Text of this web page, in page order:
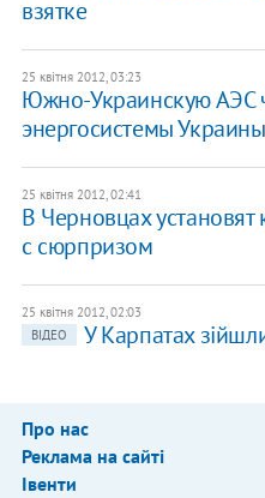
взятке
25 квітня 2012, 03:23
Южно-Украинскую АЭС
энергосистемы Украины
25 квітня 2012, 02:41
В Черновцах
c сюрпризом
25 квітня 2012, 02:03
ВІДЕО
У Карпатах
Про нас
Реклама на сайті
Івенти